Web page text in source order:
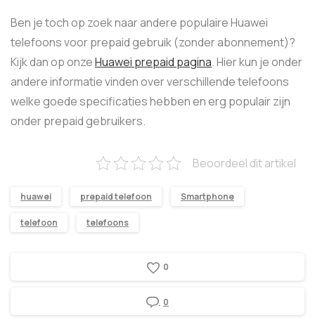
Ben je toch op zoek naar andere populaire Huawei
telefoons voor prepaid gebruik (zonder abonnement)?
Kijk dan op onzeHuawei prepaid pagina. Hier kun je onder
andere informatie vinden over verschillende telefoons
welke goede specificaties hebben en erg populair zijn
onder prepaid gebruikers.
Beoordeel dit artikel
huawei prepaid telefoon Smartphone
telefoon telefoons
0
0